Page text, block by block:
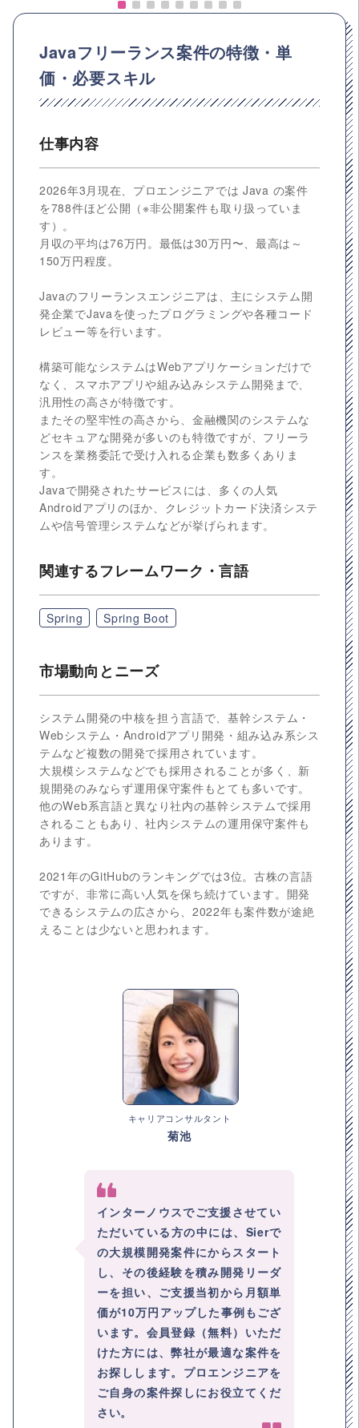
Javaフリーランス案件の特徴・単
価・必要スキル
仕事内容
2026年3月現在、プロエンジニアでは Java の案件
を788件ほど公開（※非公開案件も取り扱っていま
す）。
月収の平均は76万円。最低は30万円〜、最高は～
150万円程度。
Javaのフリーランスエンジニアは、主にシステム開
発企業でJavaを使ったプログラミングや各種コード
レビュー等を行います。
構築可能なシステムはWebアプリケーションだけで
なく、スマホアプリや組み込みシステム開発まで、
汎用性の高さが特徴です。
またその堅牢性の高さから、金融機関のシステムな
どセキュアな開発が多いのも特徴ですが、フリーラ
ンスを業務委託で受け入れる企業も数多くありま
す。
Javaで開発されたサービスには、多くの人気
Androidアプリのほか、クレジットカード決済システ
ムや信号管理システムなどが挙げられます。
関連するフレームワーク・言語
Spring Spring Boot
市場動向とニーズ
システム開発の中核を担う言語で、基幹システム・
Webシステム・Androidアプリ開発・組み込み系シス
テムなど複数の開発で採用されています。
大規模システムなどでも採用されることが多く、新
規開発のみならず運用保守案件もとても多いです。
他のWeb系言語と異なり社内の基幹システムで採用
されることもあり、社内システムの運用保守案件も
あります。
2021年のGitHubのランキングでは3位。古株の言語
ですが、非常に高い人気を保ち続けています。開発
できるシステムの広さから、2022年も案件数が途絶
えることは少ないと思われます。
キャリアコンサルタント
菊池
インターノウスでご支援させてい
ただいている方の中には、Sierで
の大規模開発案件にからスタート
し、その後経験を積み開発リーダ
ーを担い、ご支援当初から月額単
価が10万円アップした事例もござ
います。会員登録（無料）いただ
けた方には、弊社が最適な案件を
お探しします。プロエンジニアを
ご自身の案件探しにお役立てくだ
さい。